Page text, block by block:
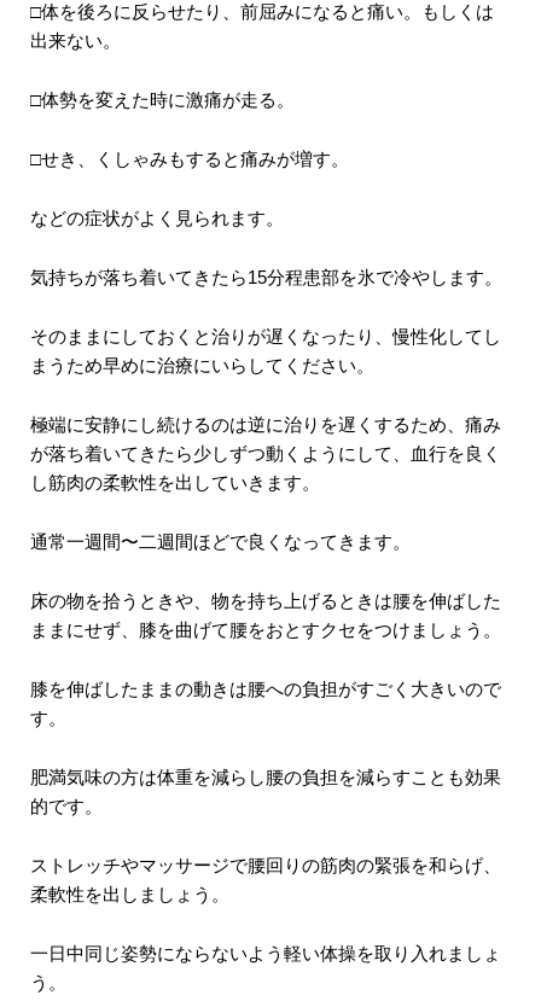
□体を後ろに反らせたり、前屈みになると痛い。もしくは
出来ない。
□体勢を変えた時に激痛が走る。
□せき、くしゃみもすると痛みが増す。
などの症状がよく見られます。
気持ちが落ち着いてきたら15分程患部を氷で冷やします。
そのままにしておくと治りが遅くなったり、慢性化してし
まうため早めに治療にいらしてください。
極端に安静にし続けるのは逆に治りを遅くするため、痛み
が落ち着いてきたら少しずつ動くようにして、血行を良く
し筋肉の柔軟性を出していきます。
通常一週間〜二週間ほどで良くなってきます。
床の物を拾うときや、物を持ち上げるときは腰を伸ばした
ままにせず、膝を曲げて腰をおとすクセをつけましょう。
膝を伸ばしたままの動きは腰への負担がすごく大きいので
す。
肥満気味の方は体重を減らし腰の負担を減らすことも効果
的です。
ストレッチやマッサージで腰回りの筋肉の緊張を和らげ、
柔軟性を出しましょう。
一日中同じ姿勢にならないよう軽い体操を取り入れましょ
う。